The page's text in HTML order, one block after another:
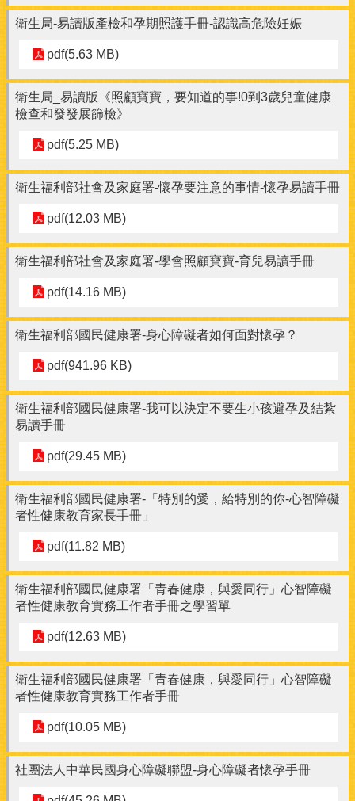
衛生局-易讀版產檢和孕期照護手冊-認識高危險妊娠
pdf(5.63 MB)
衛生局_易讀版《照顧寶寶，要知道的事!0到3歲兒童健康
檢查和發發展篩檢》
pdf(5.25 MB)
衛生福利部社會及家庭署-懷孕要注意的事情-懷孕易讀手冊
pdf(12.03 MB)
衛生福利部社會及家庭署-學會照顧寶寶-育兒易讀手冊
pdf(14.16 MB)
衛生福利部國民健康署-身心障礙者如何面對懷孕？
pdf(941.96 KB)
衛生福利部國民健康署-我可以決定不要生小孩避孕及結紮
易讀手冊
pdf(29.45 MB)
衛生福利部國民健康署-「特別的愛，給特別的你-心智障礙
者性健康教育家長手冊」
pdf(11.82 MB)
衛生福利部國民健康署「青春健康，與愛同行」心智障礙
者性健康教育實務工作者手冊之學習單
pdf(12.63 MB)
衛生福利部國民健康署「青春健康，與愛同行」心智障礙
者性健康教育實務工作者手冊
pdf(10.05 MB)
社團法人中華民國身心障礙聯盟-身心障礙者懷孕手冊